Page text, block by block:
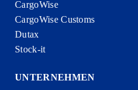
CargoWise
CargoWise Customs
Dutax
Stock-it
UNTERNEHMEN